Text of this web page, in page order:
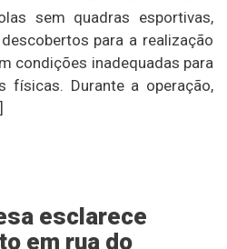
sem quadras esportivas,
para a realização
condições inadequadas para
físicas. Durante a operação,
esclarece
em rua do